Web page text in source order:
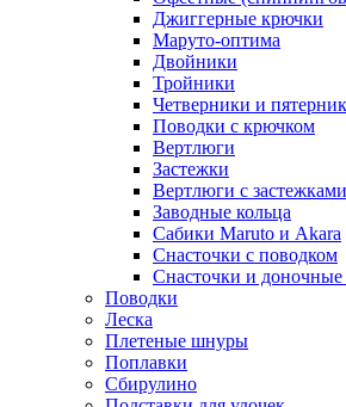
Джиггерные крючки
Маруто-оптима
Двойники
Тройники
Четверники и
Поводки с крючком
Вертлюги
Застежки
Вертлюги с застежками
Заводные кольца
Сабики Maruto и Akara
Снасточки с поводком
Снасточки и
Поводки
Леска
Плетеные шнуры
Поплавки
Сбирулино